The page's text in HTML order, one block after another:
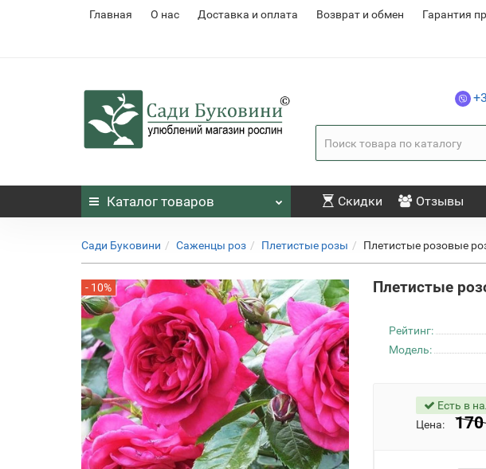
Главная О нас Доставка и оплата Возврат и обмен Гарантия
Каталог товаров Скидки Отзывы
Сади Буковини Саженцы роз Плетистые розы Плетистые розовые
- 10% Плетистые
Рейтинг:
Модель:
Есть в